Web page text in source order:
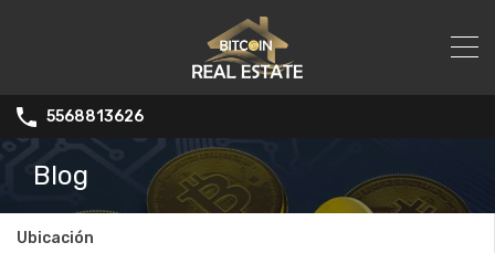
5568813626
Blog
Ubicación